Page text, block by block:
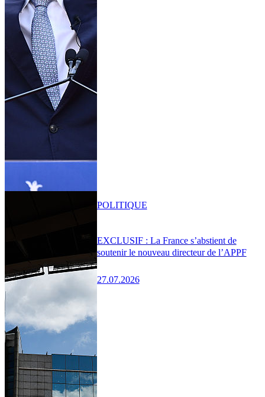
EXCLUSIF : La France s’abstient de
soutenir le nouveau directeur de l’APPF
27.07.2026
POLITIQUE